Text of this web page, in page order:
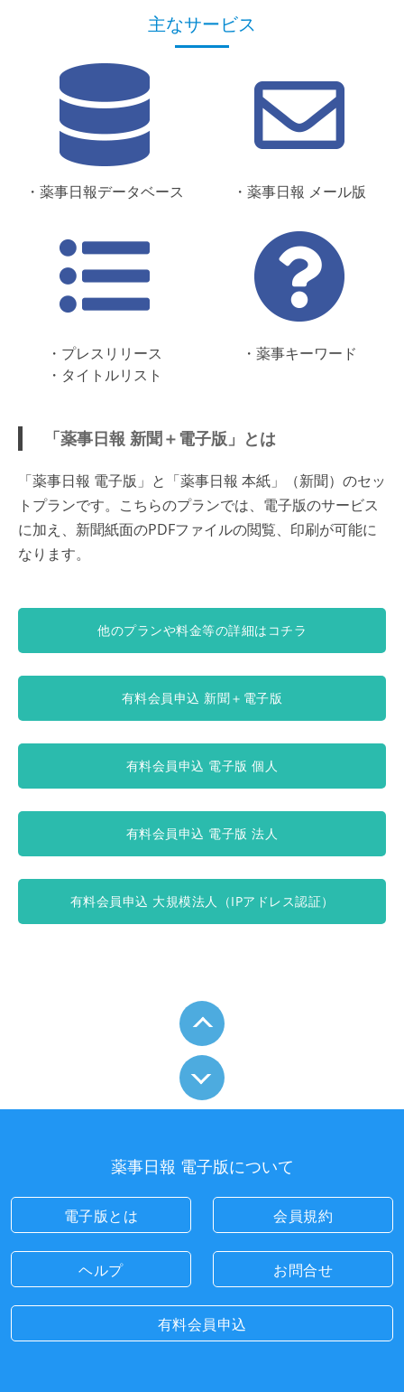
主なサービス
・薬事日報データベース ・薬事日報 メール版
・プレスリリース
・タイトルリスト
・薬事キーワード
「薬事日報 新聞＋電子版」とは
「薬事日報 電子版」と「薬事日報 本紙」（新聞）のセッ
トプランです。こちらのプランでは、電子版のサービス
に加え、新聞紙面のPDFファイルの閲覧、印刷が可能に
なります。
他のプランや料金等の詳細はコチラ
有料会員申込 新聞＋電子版
有料会員申込 電子版 個人
有料会員申込 電子版 法人
有料会員申込 大規模法人（IPアドレス認証）
薬事日報 電子版について
電子版とは 会員規約
ヘルプ お問合せ
有料会員申込